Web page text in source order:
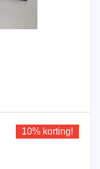
10% korting!